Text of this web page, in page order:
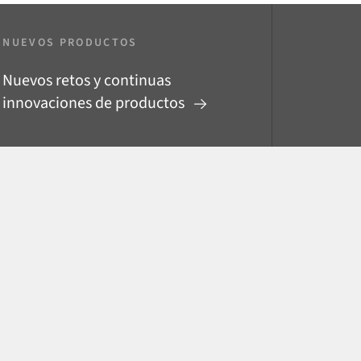
NUEVOS PRODUCTOS
Nuevos retos y continuas
innovaciones de productos